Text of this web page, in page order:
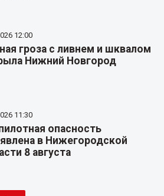
12:00
гроза с ливнем и шквалом
Нижний Новгород
11:30
опасность
в Нижегородской
8 августа